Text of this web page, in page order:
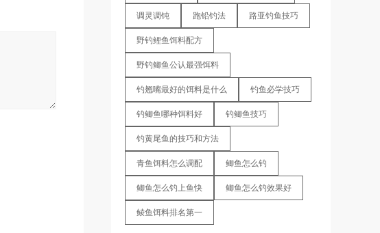
调灵调钝 跑铅钓法 路亚钓鱼技巧
野钓鲤鱼饵料配方
野钓鲫鱼公认最强饵料
钓翘嘴最好的饵料是什么 钓鱼必学技巧
钓鲫鱼哪种饵料好 钓鲫鱼技巧
钓黄尾鱼的技巧和方法
青鱼饵料怎么调配 鲫鱼怎么钓
鲫鱼怎么钓上鱼快 鲫鱼怎么钓效果好
鲮鱼饵料排名第一